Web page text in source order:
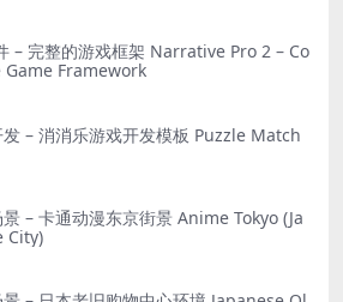
– 完整的游戏框架 Narrative Pro 2 – Co
Framework
– 消消乐游戏开发模板 Puzzle Match
– 卡通动漫东京街景 Anime Tokyo (Ja
City)